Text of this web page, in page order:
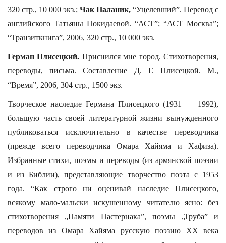
320 стр., 10 000 экз.; Чак Паланик, “Уцелевший”. Перевод с
английского Татьяны Покидаевой. “АСТ”; “АСТ Москва”;
“Транзиткнига”, 2006, 320 стр., 10 000 экз.
Герман Плисецкий. Приснился мне город. Стихотворения,
переводы, письма. Составление Д. Г. Плисецкой. М.,
“Время”, 2006, 304 стр., 1500 экз.
Творческое наследие Германа Плисецкого (1931 — 1992),
большую часть своей литературной жизни вынужденного
публиковаться исключительно в качестве переводчика
(прежде всего переводчика Омара Хайяма и Хафиза).
Избранные стихи, поэмы и переводы (из армянской поэзии
и из Библии), представляющие творчество поэта с 1953
года. “Как строго ни оценивай наследие Плисецкого,
всякому мало-мальски искушенному читателю ясно: без
стихотворения „Памяти Пастернака”, поэмы „Труба” и
переводов из Омара Хайяма русскую поэзию ХХ века